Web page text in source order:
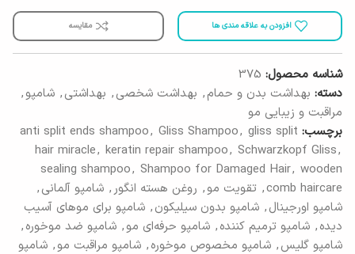
افزودن به علاقه مندی ها مقایسه
شناسه محصول: 375
دسته: بهداشت بدن و حمام, بهداشت شخصی, بهداشتی, شامپو,
مراقبت و زیبایی مو
برچسب:
anti split ends shampoo, Gliss Shampoo, gliss split
hair miracle, keratin repair shampoo, Schwarzkopf Gliss,
sealing shampoo, Shampoo for Damaged Hair, wooden
comb haircare
, تقویت مو, روغن هسته انگور, شامپو آلمانی,
شامپو اورجینال, شامپو بدون سیلیکون, شامپو برای موهای آسیب
دیده, شامپو ترمیم کننده, شامپو حرفه‌ای مو, شامپو ضد موخوره,
شامپو گلیس, شامپو مخصوص موخوره, شامپو مراقبت مو, شامپو